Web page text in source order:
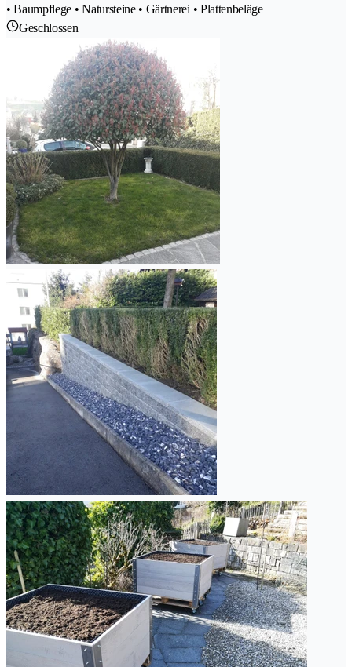
• Baumpflege • Natursteine • Gärtnerei • Plattenbeläge
Geschlossen